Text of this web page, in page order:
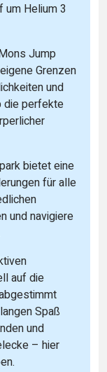
um Helium 3
Jump
Grenzen
und
die perfekte
bietet eine
für alle
und navigiere
auf die
Spaß
und
– hier